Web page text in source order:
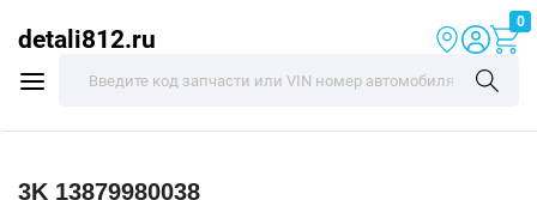
detali812.ru
0
3K 13879980038